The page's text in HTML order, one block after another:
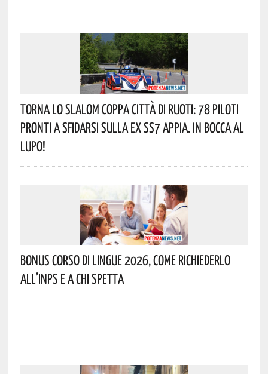
Torna Lo Slalom Coppa Città Di Ruoti: 78 Piloti
Pronti A Sfidarsi Sulla Ex SS7 Appia. In Bocca Al
Lupo!
Bonus Corso Di Lingue 2026, Come Richiederlo
All’INPS E A Chi Spetta